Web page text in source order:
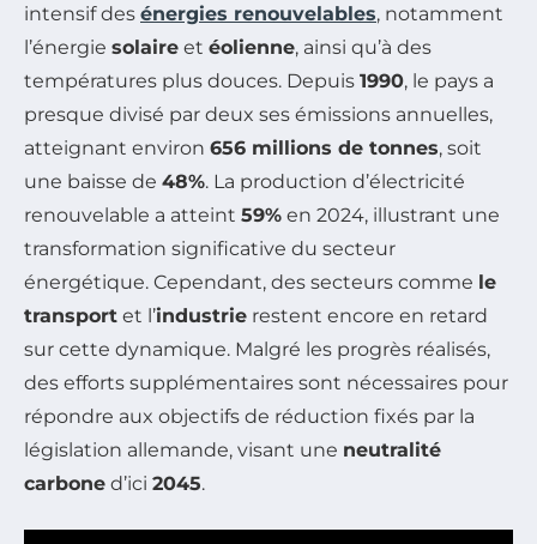
intensif des énergies renouvelables, notamment
l’énergie solaire et éolienne, ainsi qu’à des
températures plus douces. Depuis 1990, le pays a
presque divisé par deux ses émissions annuelles,
atteignant environ 656 millions de tonnes, soit
une baisse de 48%. La production d’électricité
renouvelable a atteint 59% en 2024, illustrant une
transformation significative du secteur
énergétique. Cependant, des secteurs comme le
transport et l’industrie restent encore en retard
sur cette dynamique. Malgré les progrès réalisés,
des efforts supplémentaires sont nécessaires pour
répondre aux objectifs de réduction fixés par la
législation allemande, visant une neutralité
carbone d’ici 2045.